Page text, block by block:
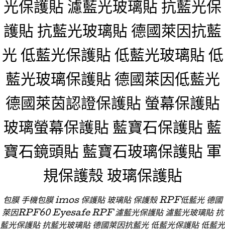
光保護貼 濾藍光玻璃貼 抗藍光保
護貼 抗藍光玻璃貼 德國萊因抗藍
光 低藍光保護貼 低藍光玻璃貼 低
藍光玻璃保護貼 德國萊因低藍光
德國萊茵認證保護貼 螢幕保護貼
玻璃螢幕保護貼 藍寶石保護貼 藍
寶石鏡頭貼 藍寶石玻璃保護貼 軍
規保護殼 玻璃保護貼
包膜 手機包膜 imos 保護貼 玻璃貼 保護殼 RPF低藍光 德國
萊因RPF60 Eyesafe RPF 濾藍光保護貼 濾藍光玻璃貼 抗
藍光保護貼 抗藍光玻璃貼 德國萊因抗藍光 低藍光保護貼 低藍光